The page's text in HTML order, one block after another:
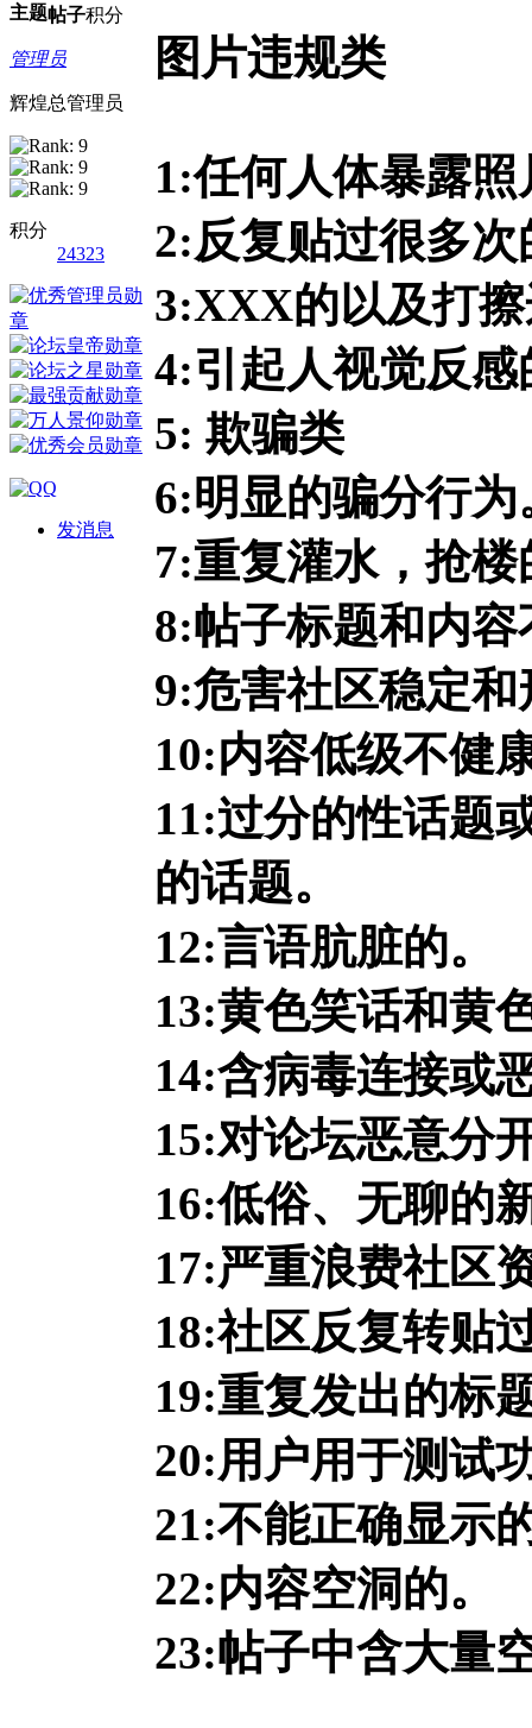
主题帖子积分
管理员
辉煌总管理员
积分
24323
发消息
图片违规类
1:任何人体暴露
2:反复贴过很多次
3:XXX的以及打
4:引起人视觉反感
5: 欺骗类
6:明显的骗分行为
7:重复灌水，抢楼
8:帖子标题和内
9:危害社区稳定和
10:内容低级不健
11:过分的性话题
的话题。
12:言语肮脏的。
13:黄色笑话和黄
14:含病毒连接或
15:对论坛恶意分
16:低俗、无聊的
17:严重浪费社区
18:社区反复转贴
19:重复发出的标
20:用户用于测试
21:不能正确显示
22:内容空洞的。
23:帖子中含大量